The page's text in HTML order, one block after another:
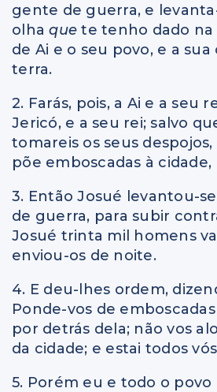
gente de guerra, e
olhaquete tenho dado na
de Ai e o seu povo, e a sua
terra.
2. Farás, pois, a Ai e a seu
Jericó, e a seu rei; salvo
tomareis os seus
põe emboscadas à
3. Então Josué levantou-
de guerra, para subir
Josué trinta mil homens
enviou-os de noite.
4. E deu-lhes ordem,
Ponde-vos de
por detrás dela; não vos
da cidade; e estai todos
5. Porém eu e todo o povo